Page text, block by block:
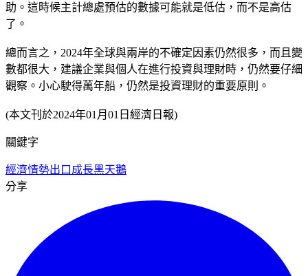
助。這時候主計總處預估的數據可能就是低估，而不是高估
了。
總而言之，2024年全球與兩岸的不確定因素仍然很多，而且變
數都很大，建議企業與個人在進行投資與理財時，仍然要仔細
觀察。小心駛得萬年船，仍然是投資理財的重要原則。
(本文刊於2024年01月01日經濟日報)
關鍵字
經濟情勢出口成長黑天鵝
分享